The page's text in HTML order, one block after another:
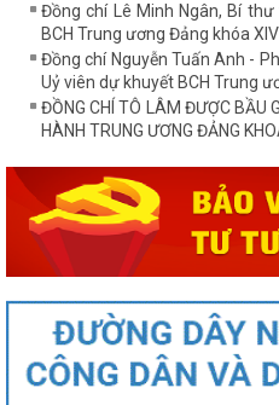
Đồng chí Lê Minh Ngân, Bí
BCH Trung ương Đảng khóa XIV
Đồng chí Nguyễn Tuấn Anh -
Uỷ viên dự khuyết BCH Trung
ĐỒNG CHÍ TÔ LÂM ĐƯỢC BẦU
HÀNH TRUNG ƯƠNG ĐẢNG